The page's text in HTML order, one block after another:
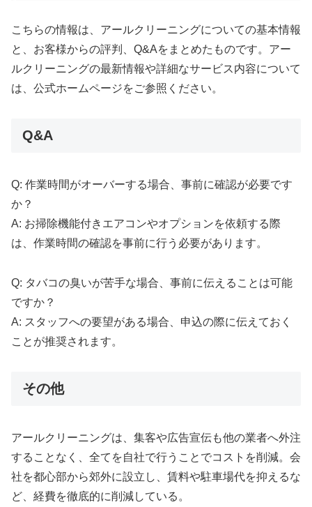
こちらの情報は、アールクリーニングについての基本情報
と、お客様からの評判、Q&Aをまとめたものです。アー
ルクリーニングの最新情報や詳細なサービス内容について
は、公式ホームページをご参照ください。
Q&A
Q: 作業時間がオーバーする場合、事前に確認が必要です
か？
A: お掃除機能付きエアコンやオプションを依頼する際
は、作業時間の確認を事前に行う必要があります。
Q: タバコの臭いが苦手な場合、事前に伝えることは可能
ですか？
A: スタッフへの要望がある場合、申込の際に伝えておく
ことが推奨されます。
その他
アールクリーニングは、集客や広告宣伝も他の業者へ外注
することなく、全てを自社で行うことでコストを削減。会
社を都心部から郊外に設立し、賃料や駐車場代を抑えるな
ど、経費を徹底的に削減している。